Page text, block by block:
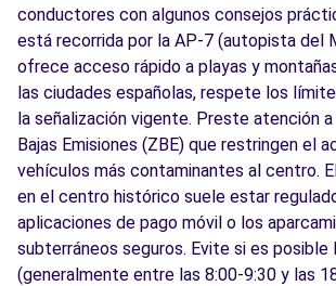
conductores con algunos consejos
está recorrida por la AP-7 (autopista del
ofrece acceso rápido a playas y
las ciudades españolas, respete los
la señalización vigente. Preste atención
Bajas Emisiones (ZBE) que restringen el
vehículos más contaminantes al centro.
en el centro histórico suele estar
aplicaciones de pago móvil o los
subterráneos seguros. Evite si es posible
(generalmente entre las 8:00-9:30 y las